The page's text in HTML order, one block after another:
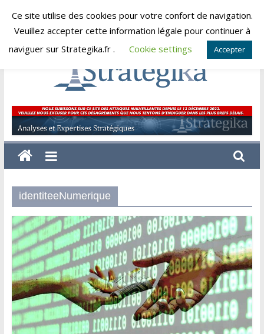
Skip
jeudi, août 6, 2026
Strategika
Expertise
et
Analyses
identiteeNumerique
Ce site utilise des cookies pour votre confort de navigation.
Veuillez accepter cette information légale pour continuer à
naviguer sur Strategika.fr .
Cookie settings Accepter